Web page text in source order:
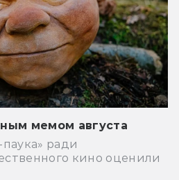
мемом августа
ради
кино оценили